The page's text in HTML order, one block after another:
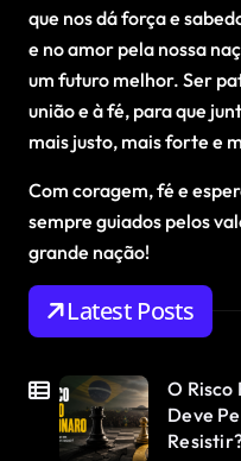
que nos dá força e
e no amor pela nossa
um futuro melhor. Ser
união e à fé, para que
mais justo, mais forte e
Com coragem, fé e
sempre guiados pelos
grande nação!
Latest Posts
O
Deve